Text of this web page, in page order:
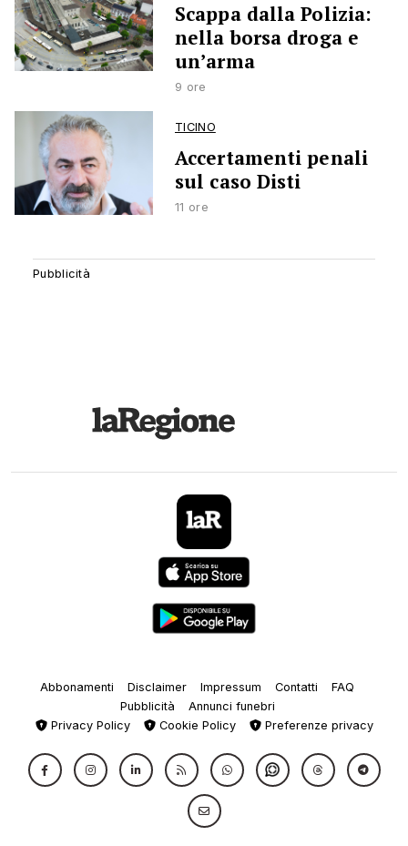
Scappa dalla Polizia:
nella borsa droga e
un’arma
9 ore
TICINO
Accertamenti penali
sul caso Disti
11 ore
Abbonamenti Disclaimer Impressum Contatti
FAQ
Pubblicità
Annunci funebri
Privacy Policy
Cookie Policy Preferenze privacy